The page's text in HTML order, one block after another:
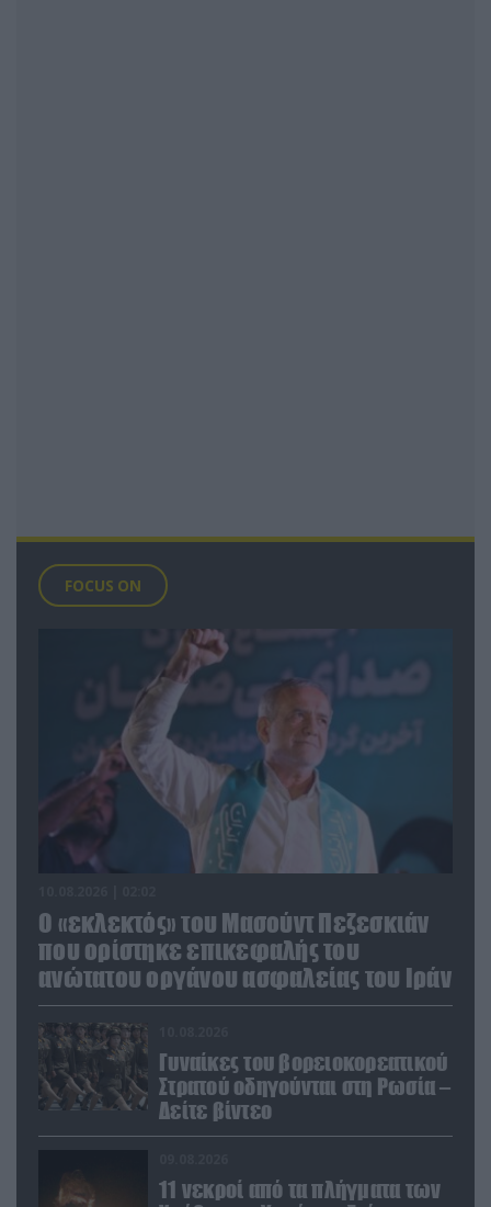
FOCUS ON
Ο «εκλεκτός» του Μασούντ Πεζεσκιάν
που ορίστηκε επικεφαλής του
ανώτατου οργάνου ασφαλείας του Ιράν
Γυναίκες του βορειοκορεατικού
Στρατού οδηγούνται στη Ρωσία –
Δείτε βίντεο
11 νεκροί από τα πλήγματα των